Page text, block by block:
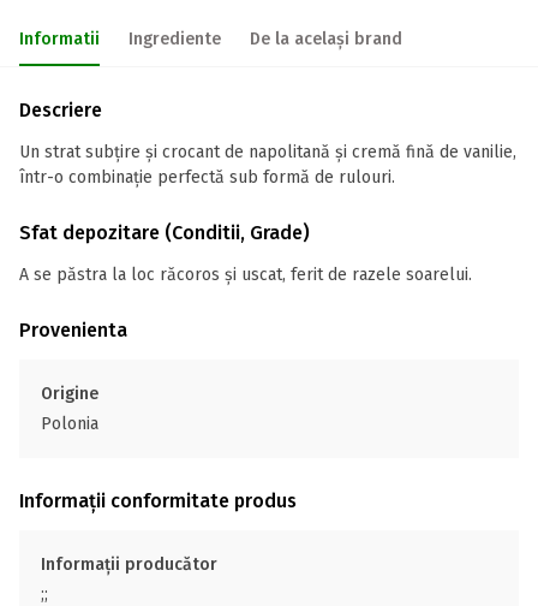
Informatii Ingrediente De la același brand
Descriere
Un strat subțire și crocant de napolitană și cremă fină de vanilie,
într-o combinație perfectă sub formă de rulouri.
Sfat depozitare (Conditii, Grade)
A se păstra la loc răcoros și uscat, ferit de razele soarelui.
Provenienta
Origine
Polonia
Informații conformitate produs
Informații producător
;;